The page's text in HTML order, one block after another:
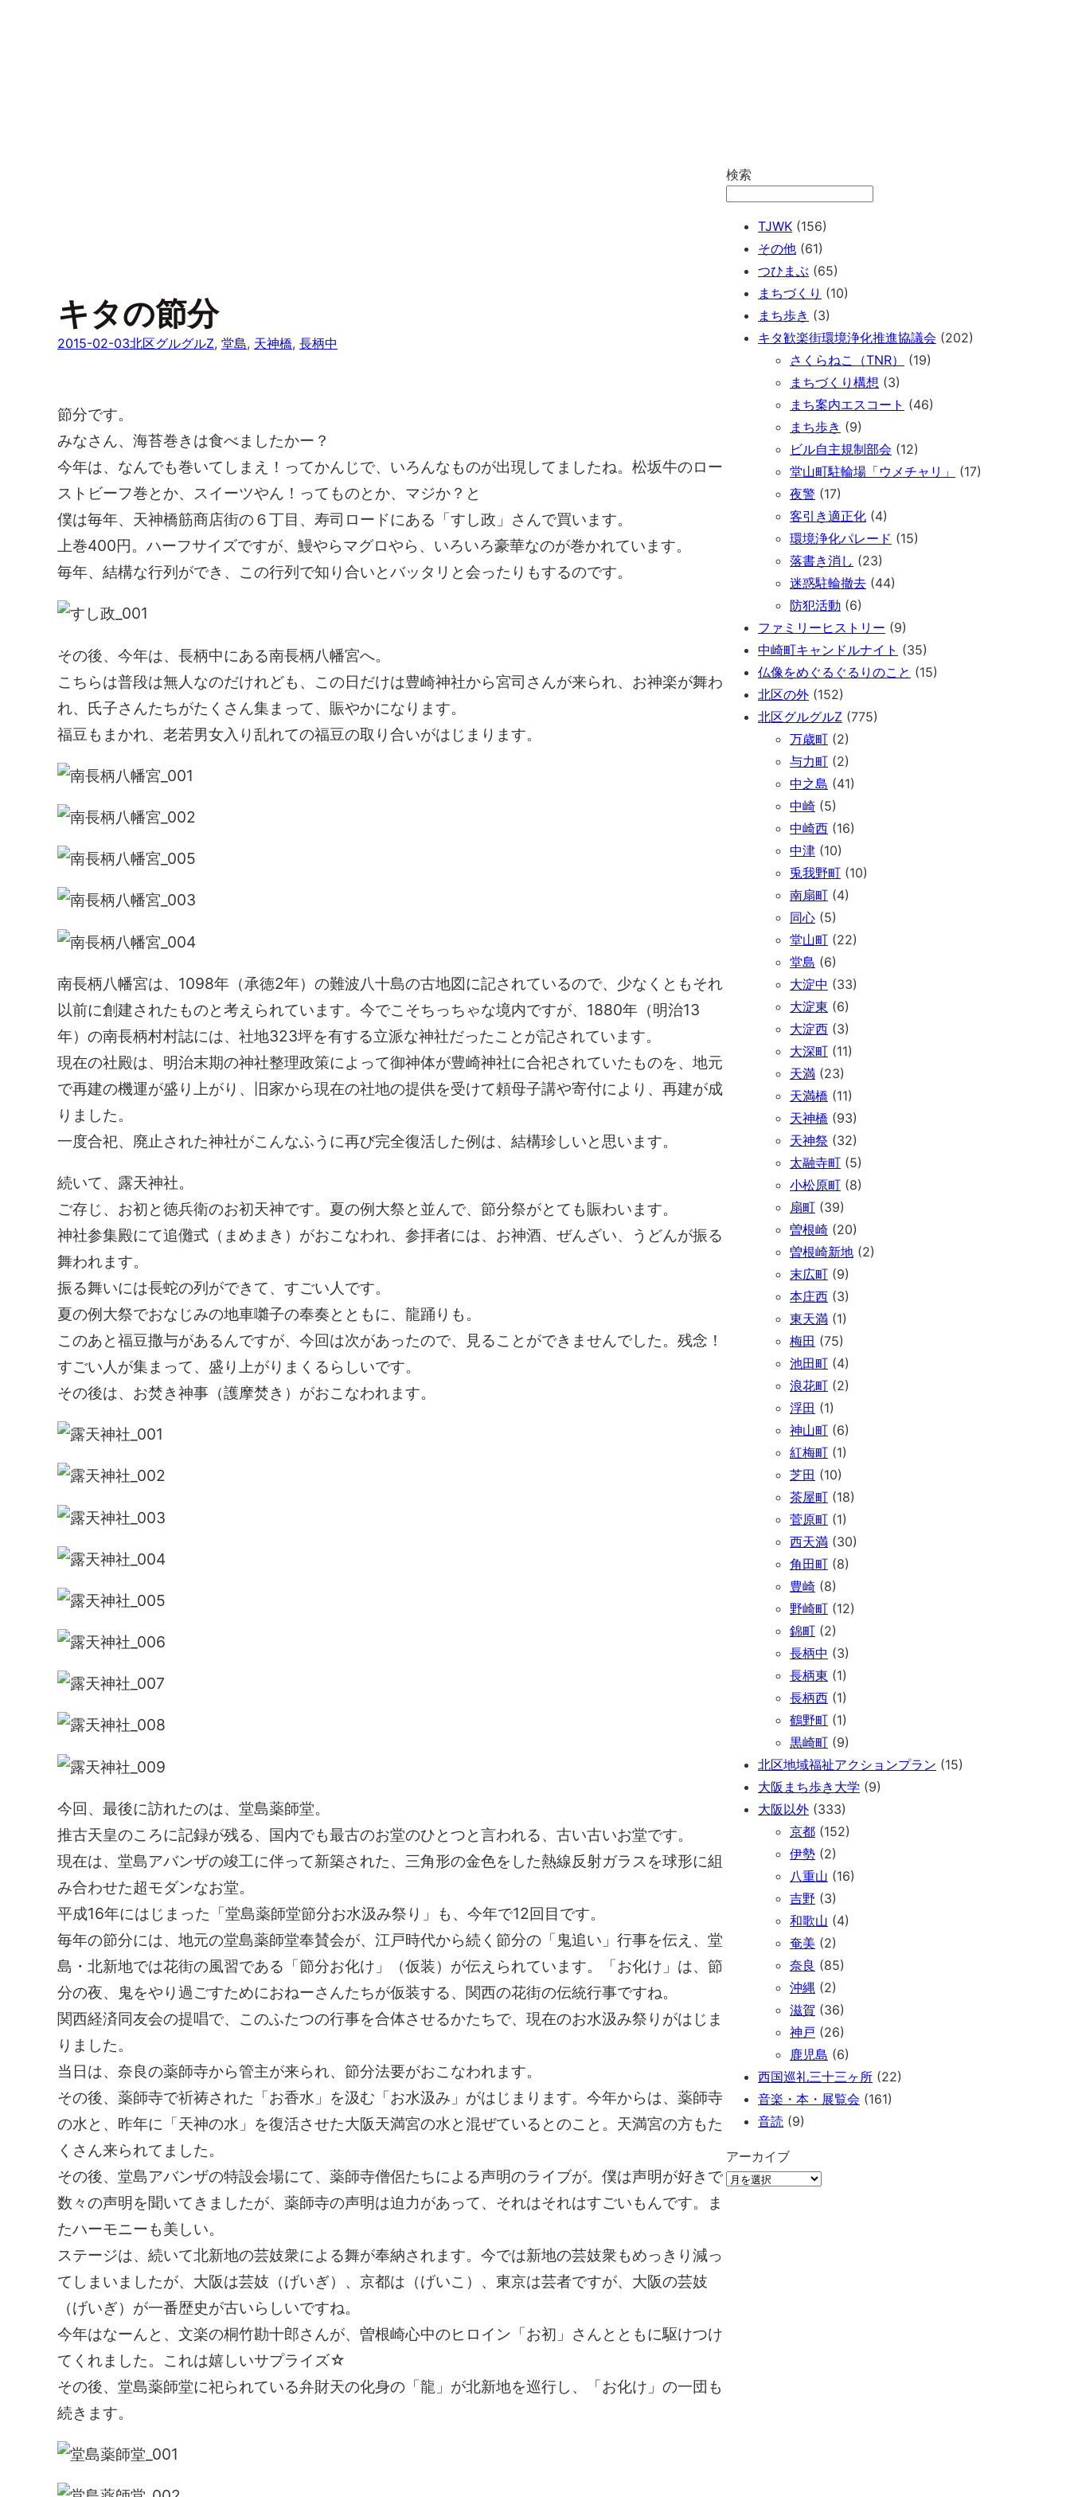
キタの節分
2015-02-03北区グルグルZ, 堂島, 天神橋, 長柄中
節分です。
みなさん、海苔巻きは食べましたかー？
今年は、なんでも巻いてしまえ！ってかんじで、いろんなものが出現してましたね。松坂牛のロー
ストビーフ巻とか、スイーツやん！ってものとか、マジか？と
僕は毎年、天神橋筋商店街の６丁目、寿司ロードにある「すし政」さんで買います。
上巻400円。ハーフサイズですが、鰻やらマグロやら、いろいろ豪華なのが巻かれています。
毎年、結構な行列ができ、この行列で知り合いとバッタリと会ったりもするのです。
その後、今年は、長柄中にある南長柄八幡宮へ。
こちらは普段は無人なのだけれども、この日だけは豊崎神社から宮司さんが来られ、お神楽が舞わ
れ、氏子さんたちがたくさん集まって、賑やかになります。
福豆もまかれ、老若男女入り乱れての福豆の取り合いがはじまります。
南長柄八幡宮は、1098年（承徳2年）の難波八十島の古地図に記されているので、少なくともそれ
以前に創建されたものと考えられています。今でこそちっちゃな境内ですが、1880年（明治13
年）の南長柄村村誌には、社地323坪を有する立派な神社だったことが記されています。
現在の社殿は、明治末期の神社整理政策によって御神体が豊崎神社に合祀されていたものを、地元
で再建の機運が盛り上がり、旧家から現在の社地の提供を受けて頼母子講や寄付により、再建が成
りました。
一度合祀、廃止された神社がこんなふうに再び完全復活した例は、結構珍しいと思います。
続いて、露天神社。
ご存じ、お初と徳兵衛のお初天神です。夏の例大祭と並んで、節分祭がとても賑わいます。
神社参集殿にて追儺式（まめまき）がおこなわれ、参拝者には、お神酒、ぜんざい、うどんが振る
舞われます。
振る舞いには長蛇の列ができて、すごい人です。
夏の例大祭でおなじみの地車囃子の奉奏とともに、龍踊りも。
このあと福豆撒与があるんですが、今回は次があったので、見ることができませんでした。残念！
すごい人が集まって、盛り上がりまくるらしいです。
その後は、お焚き神事（護摩焚き）がおこなわれます。
今回、最後に訪れたのは、堂島薬師堂。
推古天皇のころに記録が残る、国内でも最古のお堂のひとつと言われる、古い古いお堂です。
現在は、堂島アバンザの竣工に伴って新築された、三角形の金色をした熱線反射ガラスを球形に組
み合わせた超モダンなお堂。
平成16年にはじまった「堂島薬師堂節分お水汲み祭り」も、今年で12回目です。
毎年の節分には、地元の堂島薬師堂奉賛会が、江戸時代から続く節分の「鬼追い」行事を伝え、堂
島・北新地では花街の風習である「節分お化け」（仮装）が伝えられています。「お化け」は、節
分の夜、鬼をやり過ごすためにおねーさんたちが仮装する、関西の花街の伝統行事ですね。
関西経済同友会の提唱で、このふたつの行事を合体させるかたちで、現在のお水汲み祭りがはじま
りました。
当日は、奈良の薬師寺から管主が来られ、節分法要がおこなわれます。
その後、薬師寺で祈祷された「お香水」を汲む「お水汲み」がはじまります。今年からは、薬師寺
の水と、昨年に「天神の水」を復活させた大阪天満宮の水と混ぜているとのこと。天満宮の方もた
くさん来られてました。
その後、堂島アバンザの特設会場にて、薬師寺僧侶たちによる声明のライブが。僕は声明が好きで
数々の声明を聞いてきましたが、薬師寺の声明は迫力があって、それはそれはすごいもんです。ま
たハーモニーも美しい。
ステージは、続いて北新地の芸妓衆による舞が奉納されます。今では新地の芸妓衆もめっきり減っ
てしまいましたが、大阪は芸妓（げいぎ）、京都は（げいこ）、東京は芸者ですが、大阪の芸妓
（げいぎ）が一番歴史が古いらしいですね。
今年はなーんと、文楽の桐竹勘十郎さんが、曽根崎心中のヒロイン「お初」さんとともに駆けつけ
てくれました。これは嬉しいサプライズ☆
その後、堂島薬師堂に祀られている弁財天の化身の「龍」が北新地を巡行し、「お化け」の一団も
続きます。
検索
TJWK (156)
その他 (61)
つひまぶ (65)
まちづくり (10)
まち歩き (3)
キタ歓楽街環境浄化推進協議会 (202)
さくらねこ（TNR）
(19)
まちづくり構想 (3)
まち案内エスコート (46)
まち歩き (9)
ビル自主規制部会 (12)
堂山町駐輪場「ウメチャリ」
(17)
夜警 (17)
客引き適正化 (4)
環境浄化パレード (15)
落書き消し (23)
迷惑駐輪撤去 (44)
防犯活動 (6)
ファミリーヒストリー (9)
中崎町キャンドルナイト (35)
仏像をめぐるぐるりのこと (15)
北区の外 (152)
北区グルグルZ (775)
万歳町 (2)
与力町 (2)
中之島 (41)
中崎 (5)
中崎西 (16)
中津 (10)
兎我野町 (10)
南扇町 (4)
同心 (5)
堂山町 (22)
堂島 (6)
大淀中 (33)
大淀東 (6)
大淀西 (3)
大深町 (11)
天満 (23)
天満橋 (11)
天神橋 (93)
天神祭 (32)
太融寺町 (5)
小松原町 (8)
扇町 (39)
曽根崎 (20)
曽根崎新地 (2)
末広町 (9)
本庄西 (3)
東天満 (1)
梅田 (75)
池田町 (4)
浪花町 (2)
浮田 (1)
神山町 (6)
紅梅町 (1)
芝田 (10)
茶屋町 (18)
菅原町 (1)
西天満 (30)
角田町 (8)
豊崎 (8)
野崎町 (12)
錦町 (2)
長柄中 (3)
長柄東 (1)
長柄西 (1)
鶴野町 (1)
黒崎町 (9)
北区地域福祉アクションプラン (15)
大阪まち歩き大学 (9)
大阪以外 (333)
京都 (152)
伊勢 (2)
八重山 (16)
吉野 (3)
和歌山 (4)
奄美 (2)
奈良 (85)
沖縄 (2)
滋賀 (36)
神戸 (26)
鹿児島 (6)
西国巡礼三十三ヶ所 (22)
音楽・本・展覧会 (161)
音読 (9)
アーカイブ